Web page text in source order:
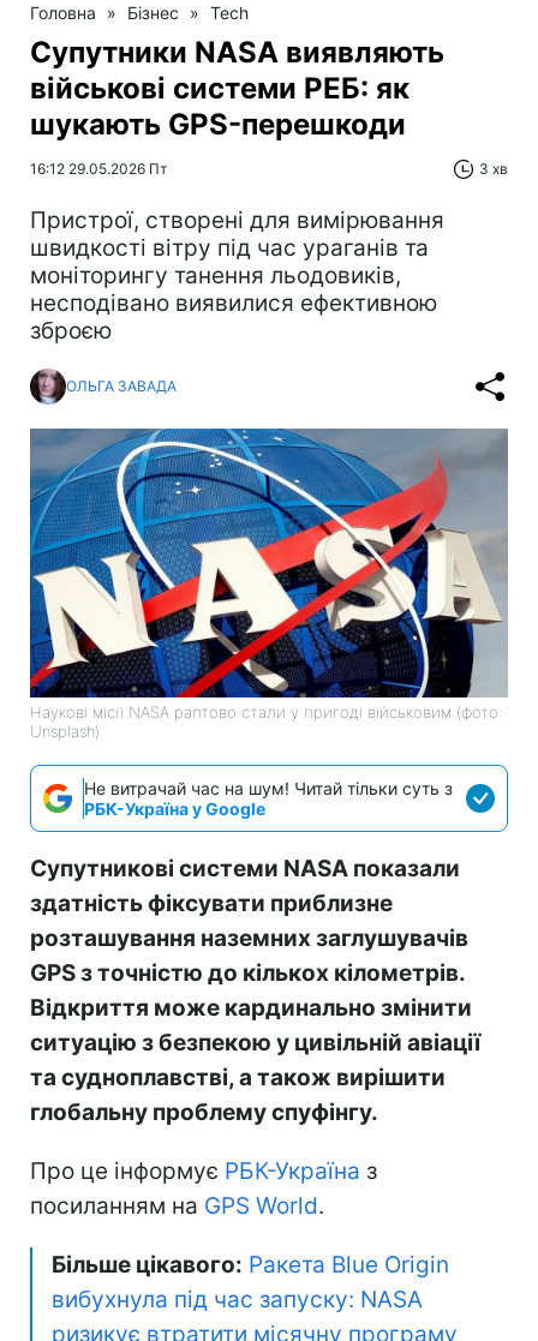
Головна » Бізнес » Tech
Супутники NASA виявляють
військові системи РЕБ: як
шукають GPS-перешкоди
16:12 29.05.2026 Пт 3 хв
Пристрої, створені для вимірювання
швидкості вітру під час ураганів та
моніторингу танення льодовиків,
несподівано виявилися ефективною
зброєю
ОЛЬГА ЗАВАДА
Наукові місії NASA раптово стали у пригоді військовим (фото:
Unsplash)
Не витрачай час на шум! Читай тільки суть з
РБК-Україна у Google
Супутникові системи NASA показали
здатність фіксувати приблизне
розташування наземних заглушувачів
GPS з точністю до кількох кілометрів.
Відкриття може кардинально змінити
ситуацію з безпекою у цивільній авіації
та судноплавстві, а також вирішити
глобальну проблему спуфінгу.
Про це інформує РБК-Україна з
посиланням на GPS World.
Більше цікавого: Ракета Blue Origin
вибухнула під час запуску: NASA
ризикує втратити місячну програму